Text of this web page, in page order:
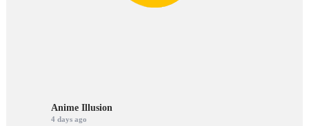
Anime Illusion
4 days ago